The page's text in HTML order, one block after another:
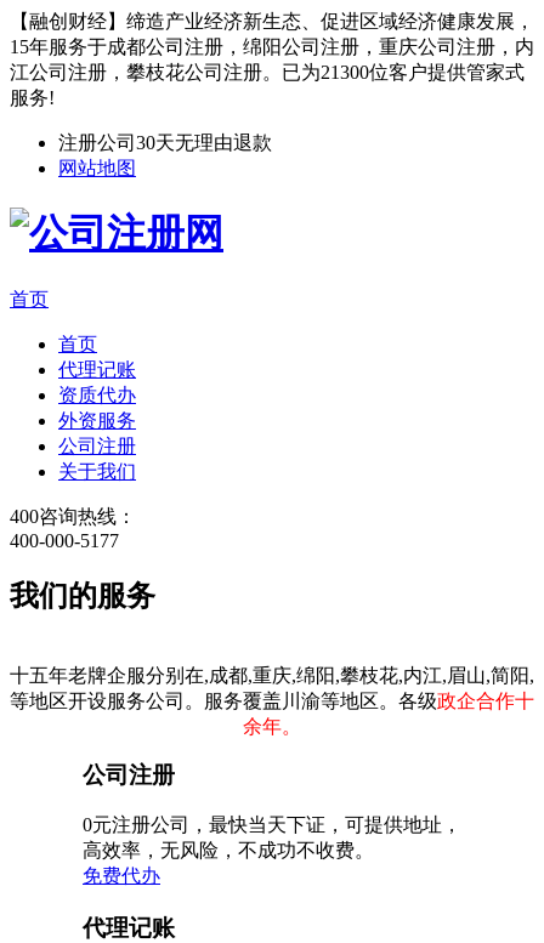
【融创财经】缔造产业经济新生态、促进区域经济健康发展，
15年服务于成都公司注册，绵阳公司注册，重庆公司注册，内
江公司注册，攀枝花公司注册。已为21300位客户提供管家式
服务!
注册公司30天无理由退款
网站地图
首页
首页
代理记账
资质代办
外资服务
公司注册
关于我们
400咨询热线：
400-000-5177
我们的服务
十五年老牌企服分别在,成都,重庆,绵阳,攀枝花,内江,眉山,简阳,
等地区开设服务公司。服务覆盖川渝等地区。各级政企合作十
余年。
公司注册
0元注册公司，最快当天下证，可提供地址，
高效率，无风险，不成功不收费。
免费代办
代理记账